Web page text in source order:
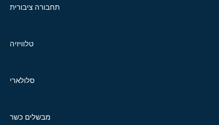
תחבורה ציבורית
טלוויזיה
סלולארי
מבשלים כשר